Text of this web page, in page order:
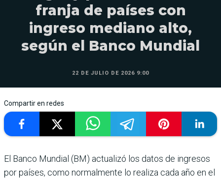
franja de países con
ingreso mediano alto,
según el Banco Mundial
22 DE JULIO DE 2026 9:00
Compartir en redes
El Banco Mundial (BM) actualizó los datos de ingresos
por países, como normalmente lo realiza cada año en el